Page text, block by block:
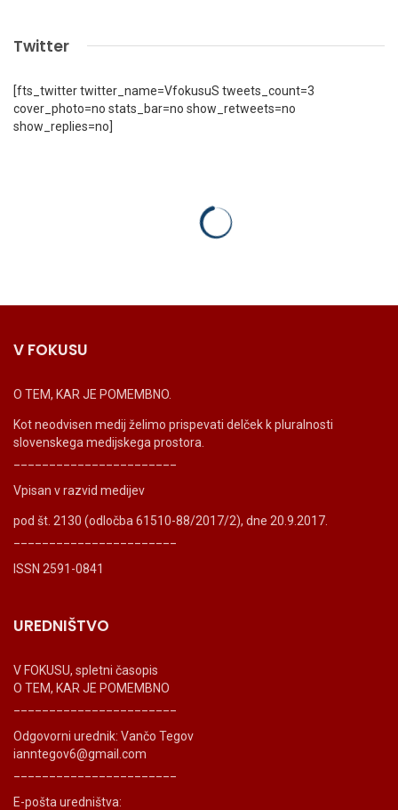
Twitter
[fts_twitter twitter_name=VfokusuS tweets_count=3
cover_photo=no stats_bar=no show_retweets=no
show_replies=no]
V FOKUSU
O TEM, KAR JE POMEMBNO.
Kot neodvisen medij želimo prispevati delček k pluralnosti
slovenskega medijskega prostora.
Vpisan v razvid medijev
pod št. 2130 (odločba 61510-88/2017/2), dne 20.9.2017.
ISSN 2591-0841
UREDNIŠTVO
V FOKUSU, spletni časopis
O TEM, KAR JE POMEMBNO
Odgovorni urednik: Vančo Tegov
ianntegov6@gmail.com
E-pošta uredništva: